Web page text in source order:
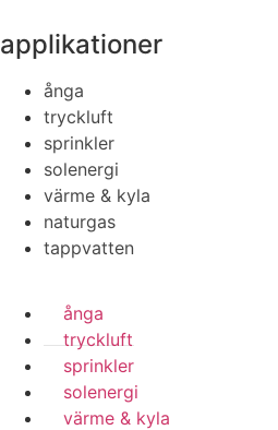
applikationer
ånga
tryckluft
sprinkler
solenergi
värme & kyla
naturgas
tappvatten
ånga
tryckluft
sprinkler
solenergi
värme & kyla